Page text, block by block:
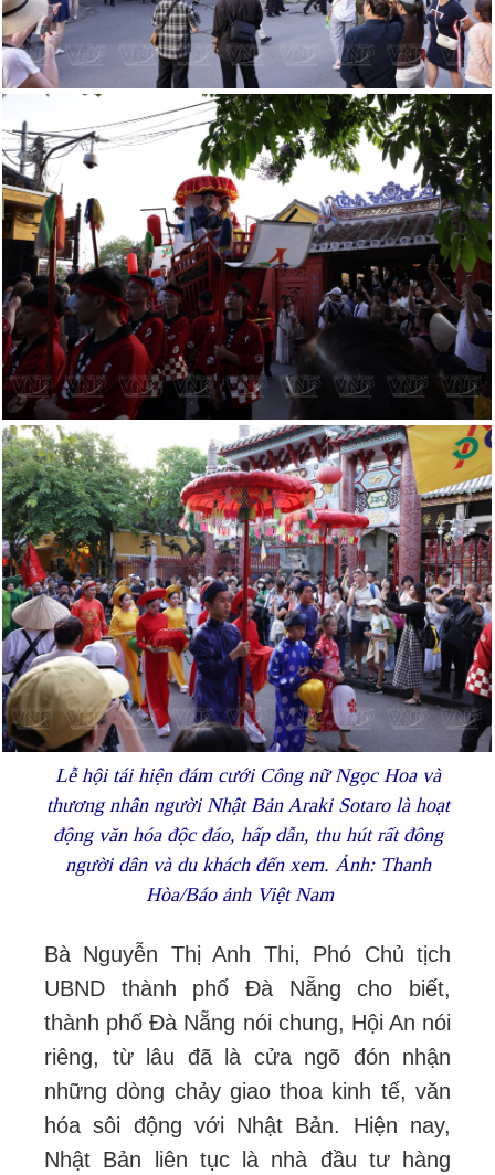
Lễ hội tái hiện đám cưới Công nữ Ngọc Hoa và
thương nhân người Nhật Bản Araki Sotaro là hoạt
động văn hóa độc đáo, hấp dẫn, thu hút rất đông
người dân và du khách đến xem. Ảnh: Thanh
Hòa/Báo ảnh Việt Nam
Bà Nguyễn Thị Anh Thi, Phó Chủ tịch
UBND thành phố Đà Nẵng cho biết,
thành phố Đà Nẵng nói chung, Hội An nói
riêng, từ lâu đã là cửa ngõ đón nhận
những dòng chảy giao thoa kinh tế, văn
hóa sôi động với Nhật Bản. Hiện nay,
Nhật Bản liên tục là nhà đầu tư hàng